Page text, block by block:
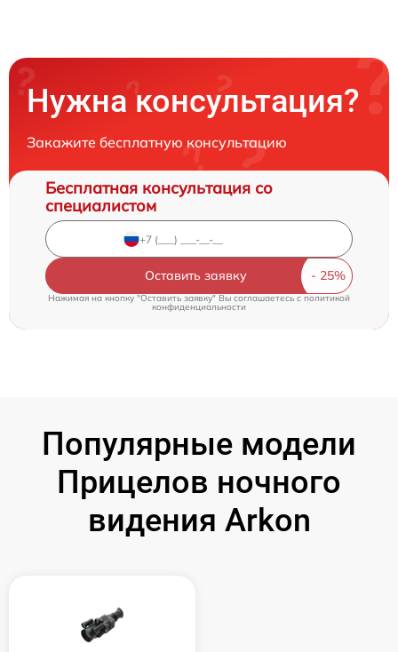
Нужна консультация?
Закажите бесплатную консультацию
Бесплатная консультация со
специалистом
Оставить заявку
Нажимая на кнопку "Оставить заявку" Вы соглашаетесь c политикой
конфиденциальности
Популярные модели
Прицелов ночного
видения Arkon